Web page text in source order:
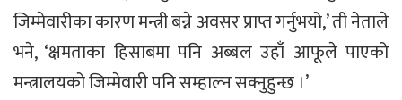
जिम्मेवारीका कारण मन्त्री बन्ने अवसर प्राप्त गर्नुभयो,’ ती नेताले
भने, ‘क्षमताका हिसाबमा पनि अब्बल उहाँ आफूले पाएको
मन्त्रालयको जिम्मेवारी पनि सम्हाल्न सक्नुहुन्छ ।’